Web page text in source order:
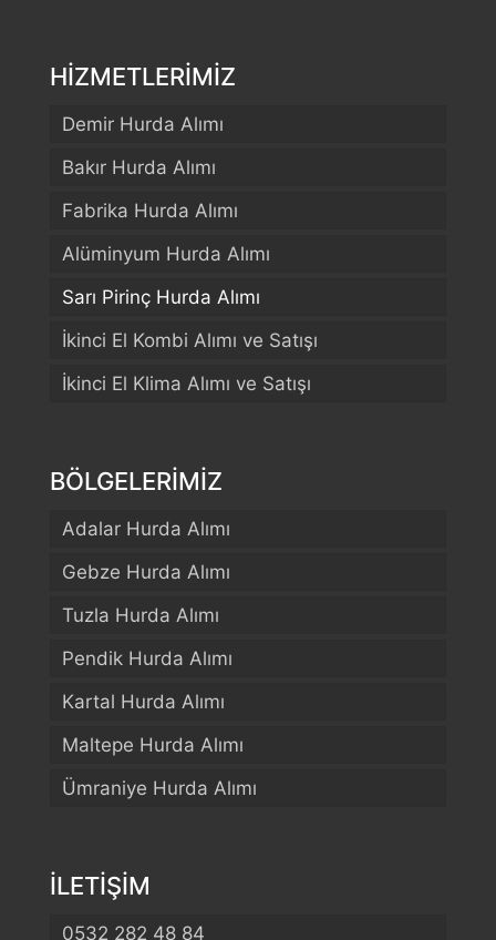
HİZMETLERİMİZ
Demir Hurda Alımı
Bakır Hurda Alımı
Fabrika Hurda Alımı
Alüminyum Hurda Alımı
Sarı Pirinç Hurda Alımı
İkinci El Kombi Alımı ve Satışı
İkinci El Klima Alımı ve Satışı
BÖLGELERİMİZ
Adalar Hurda Alımı
Gebze Hurda Alımı
Tuzla Hurda Alımı
Pendik Hurda Alımı
Kartal Hurda Alımı
Maltepe Hurda Alımı
Ümraniye Hurda Alımı
İLETİŞİM
0532 282 48 84